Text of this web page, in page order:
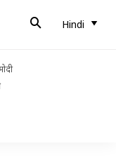
Hindi